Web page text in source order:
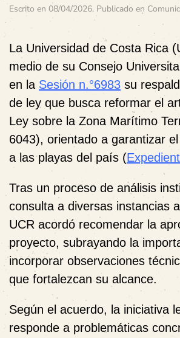
Escrito en 08/04/2026. Publicado en
La Universidad de Costa Rica
medio de su Consejo
en la Sesión n.°6983 su
de ley que busca reformar el
Ley sobre la Zona Marítimo
6043), orientado a garantizar
a las playas del país (
Tras un proceso de análisis
consulta a diversas instancias
UCR acordó recomendar la
proyecto, subrayando la
incorporar observaciones
que fortalezcan su alcance.
Según el acuerdo, la iniciativa
responde a problemáticas